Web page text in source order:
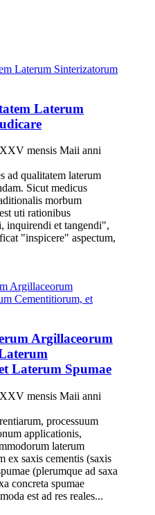
Laterum
mensis Maii anni
ad qualitatem laterum
Sicut medicus
morbum
uti rationibus
inquirendi et tangendi",
"inspicere" aspectum,
Argillaceorum
Laterum Spumae
mensis Maii anni
processuum
applicationis,
laterum
ex saxis cementis (saxis
(plerumque ad saxa
concreta spumae
est ad res reales...